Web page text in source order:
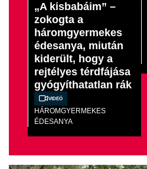
„A kisbabáim” –
zokogta a
háromgyermekes
édesanya, miután
kiderült, hogy a
rejtélyes térdfájása
gyógyíthatatlan rák
Videó
HÁROMGYERMEKES
ÉDESANYA